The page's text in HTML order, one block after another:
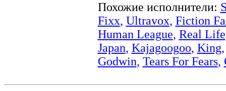
Похожие исполнители:
Fixx, Ultravox, Fiction
Human League, Real Life
Japan, Kajagoogoo, King
Godwin, Tears For Fears,